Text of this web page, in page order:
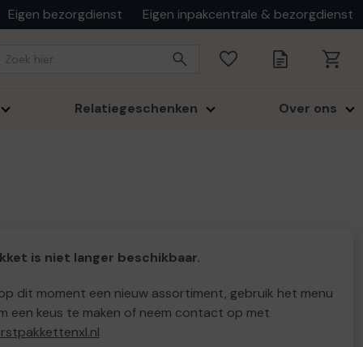
Eigen bezorgdienst Eigen inpakcentrale & bezorgdienst
Relatiegeschenken Over ons
is niet langer beschikbaar.
dit moment een nieuw assortiment, gebruik het menu
een keus te maken of neem contact op met